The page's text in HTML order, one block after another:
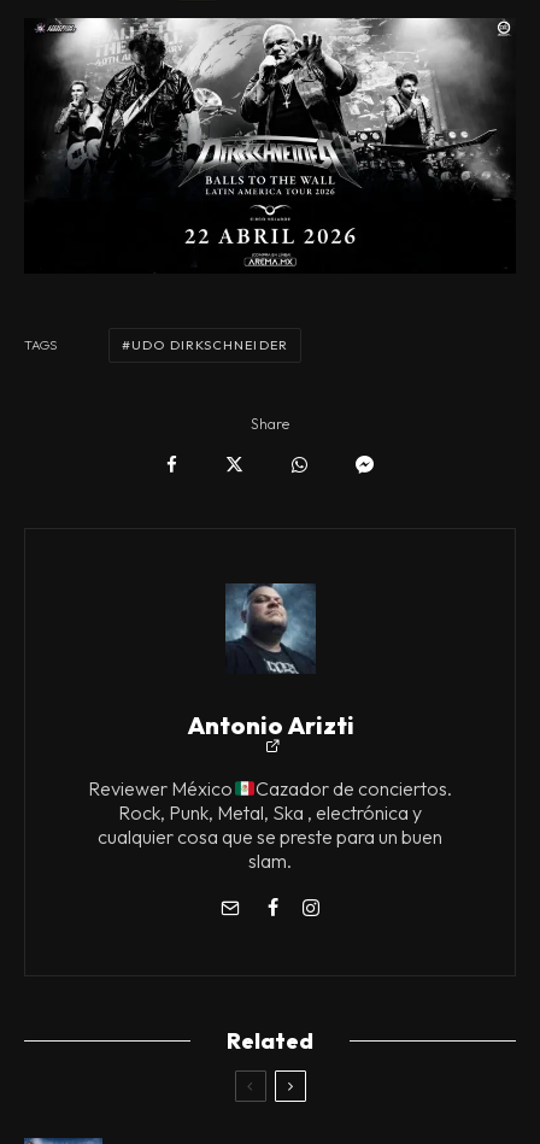
TAGS UDO DIRKSCHNEIDER
Share
Antonio Arizti
Reviewer México
Cazador de conciertos.
Rock, Punk, Metal, Ska , electrónica y
cualquier cosa que se preste para un buen
slam.
Related